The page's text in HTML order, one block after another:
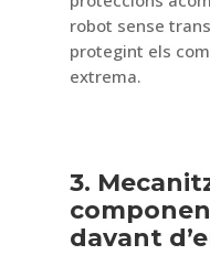
robot sense
protegint els
extrema.
3.
davant